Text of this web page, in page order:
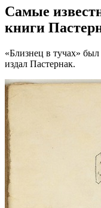
Самые
книги
«Близнец в тучах»
издал Пастернак.